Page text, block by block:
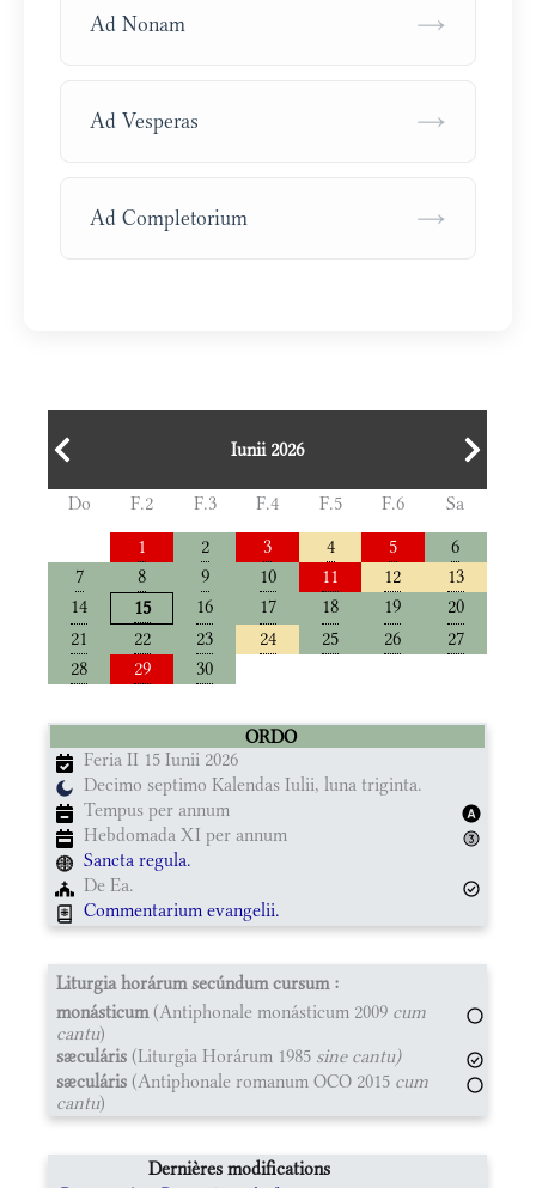
Ad Nonam →
Ad Vesperas →
Ad Completorium →
Iunii 2026
Do F.2 F.3 F.4 F.5 F.6
Sa
1
2 3 4 5
6
7
8 9 10 11 12
13
14
15 16 17 18 19
20
21
22 23 24 25 26
27
28
29 30
ORDO
Feria II 15 Iunii 2026
Decimo septimo Kalendas Iulii, luna triginta.
Tempus per annum
Hebdomada XI per annum
Sancta regula.
De Ea.
Commentarium evangelii.
Liturgia horárum secúndum cursum :
monásticum(Antiphonale monásticum 2009 cum
cantu)
sæculáris (Liturgia Horárum 1985 sine cantu)
sæculáris (Antiphonale romanum OCO 2015 cum
cantu)
Dernières modifications